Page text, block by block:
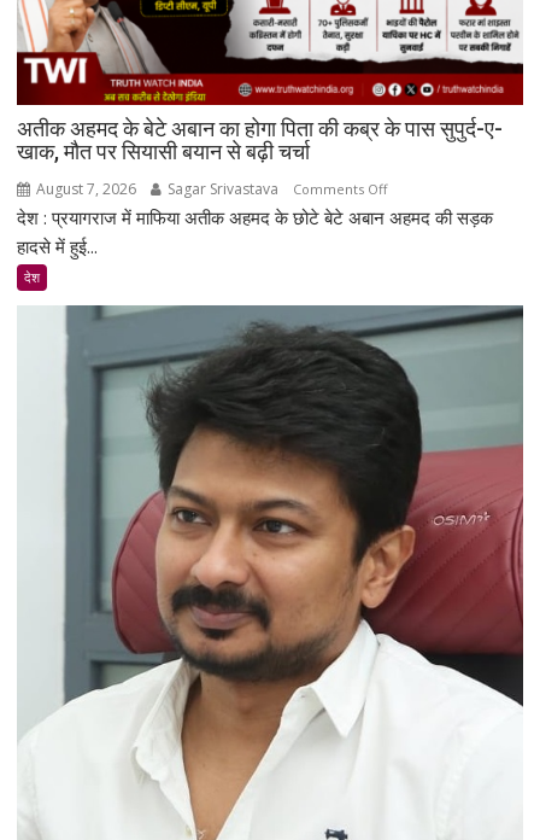
अतीक अहमद के बेटे अबान का होगा पिता की कब्र के पास सुपुर्द-ए-
खाक, मौत पर सियासी बयान से बढ़ी चर्चा
August 7, 2026 Sagar Srivastava Comments Offon
अतीक
अबान
होगा
सुपुर्द-
ए-
खाक,
पर
देश : प्रयागराज में माफिया अतीक अहमद के छोटे बेटे अबान अहमद की सड़क
हादसे में हुई...
देश